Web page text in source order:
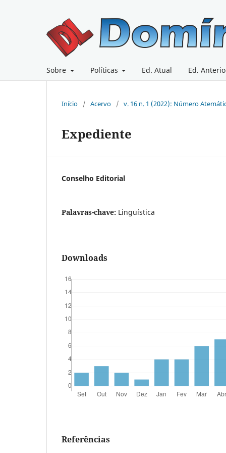
Sobre Políticas Ed. Atual Ed.
Início / Acervo / v. 16 n. 1 (2022): Número
Expediente
Conselho Editorial
Palavras-chave: Linguística
Downloads
Referências